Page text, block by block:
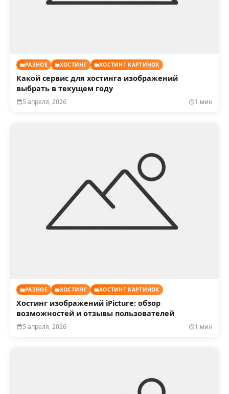
РАЗНОЕ ХОСТИНГ ХОСТИНГ КАРТИНОК
Какой сервис для хостинга изображений
выбрать в текущем году
5 апреля, 2026 1 мин
РАЗНОЕ ХОСТИНГ ХОСТИНГ КАРТИНОК
Хостинг изображений iPicture: обзор
возможностей и отзывы пользователей
5 апреля, 2026 1 мин